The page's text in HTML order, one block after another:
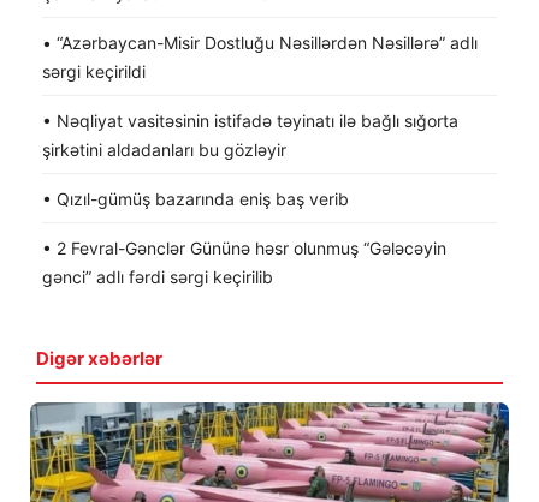
• “Azərbaycan-Misir Dostluğu Nəsillərdən Nəsillərə” adlı
sərgi keçirildi
• Nəqliyat vasitəsinin istifadə təyinatı ilə bağlı sığorta
şirkətini aldadanları bu gözləyir
• Qızıl-gümüş bazarında eniş baş verib
• 2 Fevral-Gənclər Gününə həsr olunmuş “Gələcəyin
gənci” adlı fərdi sərgi keçirilib
Digər xəbərlər